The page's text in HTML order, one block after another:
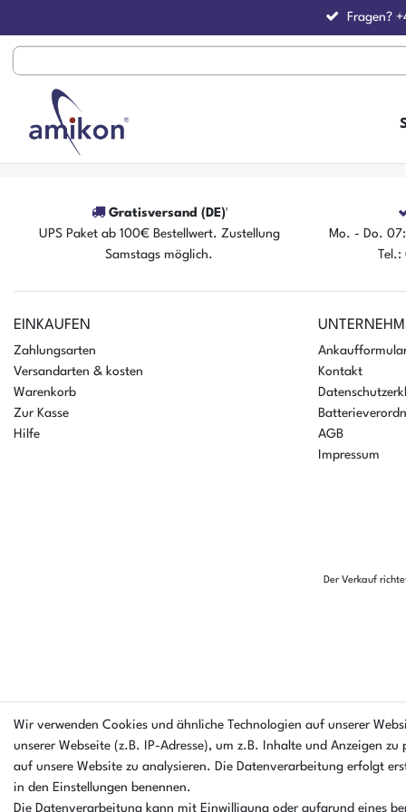
Fragen?
Gratisversand (DE)¹
UPS Paket ab 100€ Bestellwert. Zustellung
Samstags möglich.
Mo. - Do.
EINKAUFEN
Zahlungsarten
Versandarten & kosten
Warenkorb
Zur Kasse
Hilfe
Kontakt
AGB
Impressum
Der Verkauf
Wir verwenden Cookies und ähnliche Technologien auf unserer
unserer Webseite (z.B. IP-Adresse), um z.B. Inhalte und Anzeigen
auf unsere Website zu analysieren. Die Datenverarbeitung erfolgt
in den Einstellungen benennen.
Die Datenverarbeitung kann mit Einwilligung oder aufgrund eines